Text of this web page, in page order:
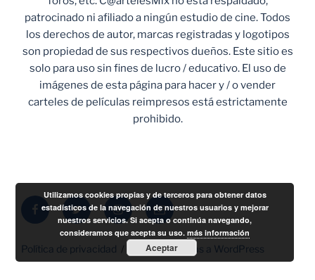
patrocinado ni afiliado a ningún estudio de cine. Todos
los derechos de autor, marcas registradas y logotipos
son propiedad de sus respectivos dueños. Este sitio es
solo para uso sin fines de lucro / educativo. El uso de
imágenes de esta página para hacer y / o vender
carteles de películas reimpresos está estrictamente
prohibido.
FacebookTwitter InstagramCorreo
electrónico
Política de privacidad Funciona gracias a WordPress
Utilizamos cookies propias y de terceros para obtener datos
estadísticos de la navegación de nuestros usuarios y mejorar
nuestros servicios. Si acepta o continúa navegando,
consideramos que acepta su uso.más información
Aceptar